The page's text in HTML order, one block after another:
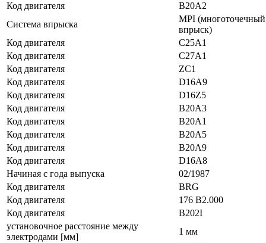
Код двигателя
B20A2
Система впрыска
MPI (многоточечный
впрыск)
Код двигателя
C25A1
Код двигателя
C27A1
Код двигателя
ZC1
Код двигателя
D16A9
Код двигателя
D16Z5
Код двигателя
B20A3
Код двигателя
B20A1
Код двигателя
B20A5
Код двигателя
B20A9
Код двигателя
D16A8
Начиная с года выпуска
02/1987
Код двигателя
BRG
Код двигателя
176 B2.000
Код двигателя
B202I
установочное расстояние между
электродами [мм]
1 мм